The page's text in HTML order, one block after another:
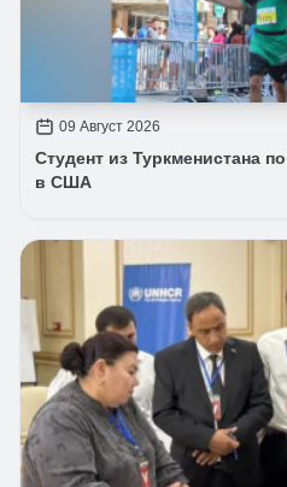
09 Август 2026
Студент из Туркменистана
в США